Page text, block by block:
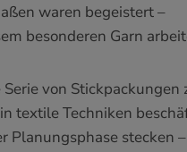
waren begeistert –
besonderen Garn
von Stickpackungen
textile Techniken
Planungsphase stecken –